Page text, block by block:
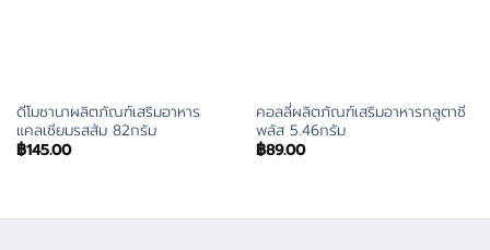
ดีโมซานาผลิตภัณฑ์เสริมอาหาร
แคลเซียมรสส้ม 82กรัม
฿145.00
คอลลี่ผลิตภัณฑ์เสริมอาหารกลูตาซี
พลัส 5.46กรัม
฿89.00